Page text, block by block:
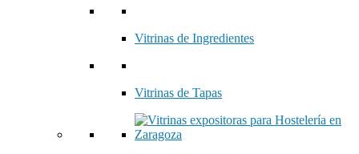
Vitrinas de Ingredientes
Vitrinas de Tapas